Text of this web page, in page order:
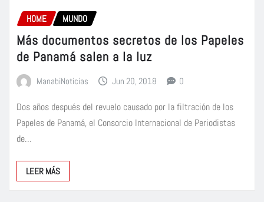
HOME MUNDO
Más documentos secretos de los Papeles
de Panamá salen a la luz
ManabiNoticias Jun 20, 2018 0
Dos años después del revuelo causado por la filtración de los
Papeles de Panamá, el Consorcio Internacional de Periodistas
de…
LEER MÁS